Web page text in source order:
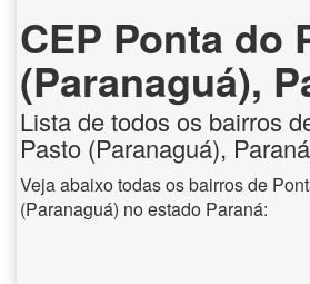
CEP Ponta do
(Paranaguá),
Lista de todos os bairros
Pasto (Paranaguá), Paraná
Veja abaixo todas os bairros de
(Paranaguá) no estado Paraná: